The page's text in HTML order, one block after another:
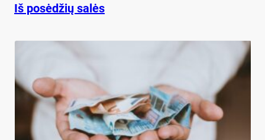
Iš posėdžių salės